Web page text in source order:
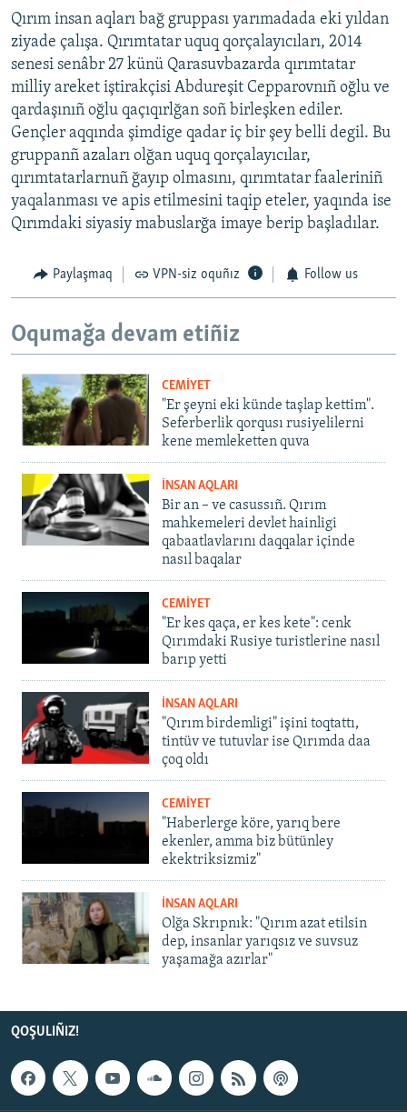
Qırım insan aqları bağ gruppası yarımadada eki yıldan
ziyade çalışa. Qırımtatar uquq qorçalayıcıları, 2014
senesi senâbr 27 künü Qarasuvbazarda qırımtatar
milliy areket iştirakçisi Abdureşit Cepparovnıñ oğlu ve
qardaşınıñ oğlu qaçıqırlğan soñ birleşken ediler.
Gençler aqqında şimdige qadar iç bir şey belli degil. Bu
gruppanñ azaları olğan uquq qorçalayıcılar,
qırımtatarlarnuñ ğayıp olmasını, qırımtatar faaleriniñ
yaqalanması ve apis etilmesini taqip eteler, yaqında ise
Qırımdaki siyasiy mabuslarğa imaye berip başladılar.
Paylaşmaq VPN-siz oquñız Follow us
Oqumağa devam etiñiz
CEMİYET
"Er şeyni eki künde taşlap kettim".
Seferberlik qorqusı rusiyelilerni
kene memleketten quva
İNSAN AQLARI
Bir an – ve casussıñ. Qırım
mahkemeleri devlet hainligi
qabaatlavlarını daqqalar içinde
nasıl baqalar
CEMİYET
"Er kes qaça, er kes kete": cenk
Qırımdaki Rusiye turistlerine nasıl
barıp yetti
İNSAN AQLARI
"Qırım birdemligi" işini toqtattı,
tintüv ve tutuvlar ise Qırımda daa
çoq oldı
CEMİYET
"Haberlerge köre, yarıq bere
ekenler, amma biz bütünley
ekektriksizmiz"
İNSAN AQLARI
Olğa Skrıpnık: "Qırım azat etilsin
dep, insanlar yarıqsız ve suvsuz
yaşamağa azırlar"
QOŞULIÑIZ!